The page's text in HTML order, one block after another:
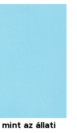
az állati